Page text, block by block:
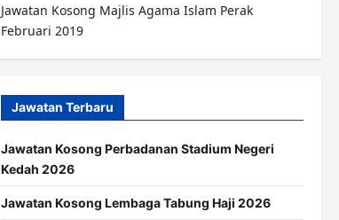
Jawatan Kosong Majlis Agama Islam Perak
Februari 2019
Jawatan Terbaru
Jawatan Kosong Perbadanan Stadium Negeri
Kedah 2026
Jawatan Kosong Lembaga Tabung Haji 2026